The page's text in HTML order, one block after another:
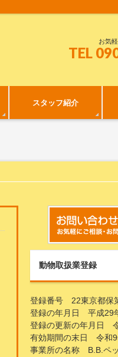
お気
TEL
スタッフ紹介
動物取扱業登録
登録番号 22東京都保
登録の年月日 平成29
登録の更新の年月日
有効期間の末日 令和9
事業所の名称 B.B.ペ